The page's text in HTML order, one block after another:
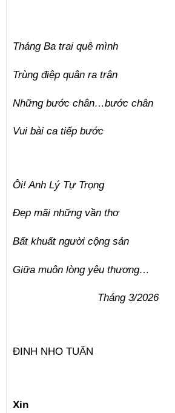
Tháng Ba trai quê mình
Trùng điệp quân ra trận
Những bước chân…bước chân
Vui bài ca tiếp bước
Ôi! Anh Lý Tự Trọng
Đẹp mãi những vần thơ
Bất khuất người cộng sản
Giữa muôn lòng yêu thương…
Tháng 3/2026
ĐINH NHO TUẤN
Xin